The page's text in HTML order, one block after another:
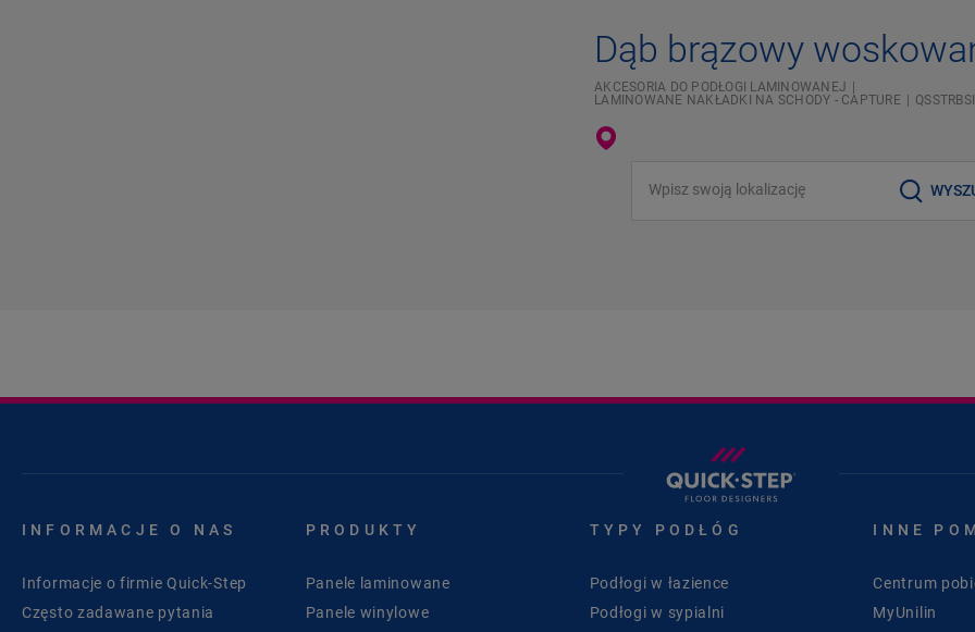
Dąb brązowy
AKCESORIA DO PODŁOGI LAMINOWANEJ
LAMINOWANE NAKŁADKI NA SCHODY - CAPTURE
INFORMACJE O NAS
Informacje o firmie Quick-Step
Często zadawane pytania
PRODUKTY
Panele laminowane
Panele winylowe
TYPY PODŁÓG
Podłogi w łazience
Podłogi w sypialni
INNE
Centrum
MyUnilin